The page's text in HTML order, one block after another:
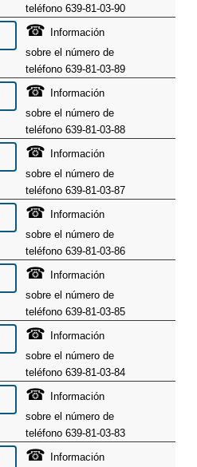
teléfono 639-81-03-90
☎
Información
sobre el número de
teléfono 639-81-03-89
☎
Información
sobre el número de
teléfono 639-81-03-88
☎
Información
sobre el número de
teléfono 639-81-03-87
☎
Información
sobre el número de
teléfono 639-81-03-86
☎
Información
sobre el número de
teléfono 639-81-03-85
☎
Información
sobre el número de
teléfono 639-81-03-84
☎
Información
sobre el número de
teléfono 639-81-03-83
☎ Información